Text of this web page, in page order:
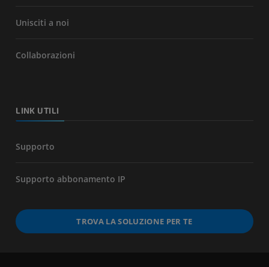
Unisciti a noi
Collaborazioni
LINK UTILI
Supporto
Supporto abbonamento IP
TROVA LA SOLUZIONE PER TE